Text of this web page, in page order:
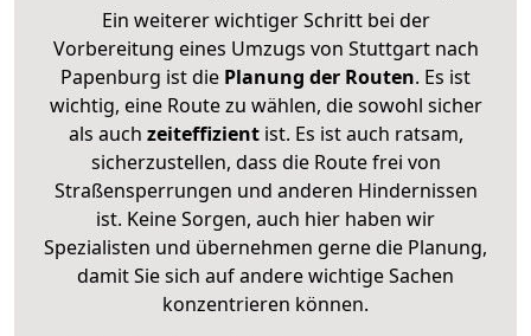
Ein weiterer wichtiger Schritt bei der
Vorbereitung eines Umzugs von Stuttgart nach
Papenburg ist die Planung der Routen. Es ist
wichtig, eine Route zu wählen, die sowohl sicher
als auch zeiteffizientist. Es ist auch ratsam,
sicherzustellen, dass die Route frei von
Straßensperrungen und anderen Hindernissen
ist. Keine Sorgen, auch hier haben wir
Spezialisten und übernehmen gerne die Planung,
damit Sie sich auf andere wichtige Sachen
konzentrieren können.